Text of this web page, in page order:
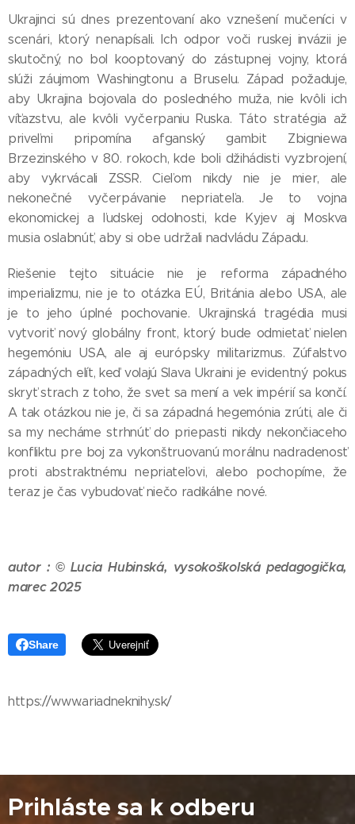
Ukrajinci sú dnes prezentovaní ako vznešení mučeníci v
scenári, ktorý nenapísali. Ich odpor voči ruskej invázii je
skutočný, no bol kooptovaný do zástupnej vojny, ktorá
slúži záujmom Washingtonu a Bruselu. Západ požaduje,
aby Ukrajina bojovala do posledného muža, nie kvôli ich
víťazstvu, ale kvôli vyčerpaniu Ruska. Táto stratégia až
priveľmi pripomína afganský gambit Zbigniewa
Brzezinského v 80. rokoch, kde boli džihádisti vyzbrojení,
aby vykrvácali ZSSR. Cieľom nikdy nie je mier, ale
nekonečné vyčerpávanie nepriateľa. Je to vojna
ekonomickej a ľudskej odolnosti, kde Kyjev aj Moskva
musia oslabnúť, aby si obe udržali nadvládu Západu.
Riešenie tejto situácie nie je reforma západného
imperializmu, nie je to otázka EÚ, Británia alebo USA, ale
je to jeho úplné pochovanie. Ukrajinská tragédia musi
vytvoriť nový globálny front, ktorý bude odmietať nielen
hegemóniu USA, ale aj európsky militarizmus. Zúfalstvo
západných elít, keď volajú Slava Ukraini je evidentný pokus
skryť strach z toho, že svet sa mení a vek impérií sa končí.
A tak otázkou nie je, či sa západná hegemónia zrúti, ale či
sa my necháme strhnúť do priepasti nikdy nekončiaceho
konfliktu pre boj za vykonštruovanú morálnu nadradenosť
proti abstraktnému nepriateľovi, alebo pochopíme, že
teraz je čas vybudovať niečo radikálne nové.
autor : © Lucia Hubinská, vysokoškolská pedagogička,
marec 2025
Share
https://www.ariadneknihy.sk/
Prihláste sa k odberu